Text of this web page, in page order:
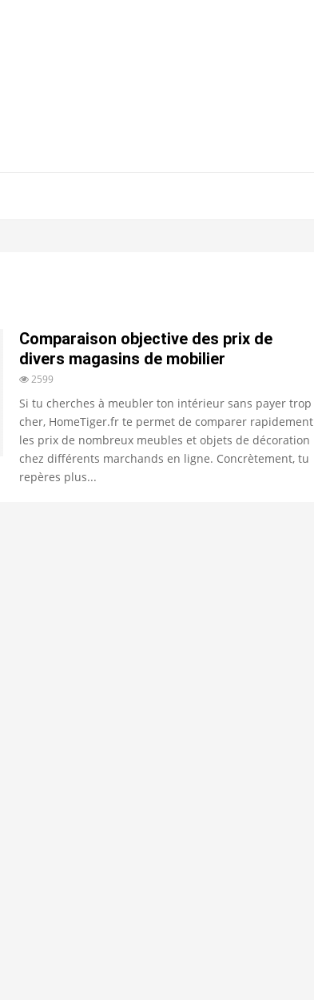
Comparaison objective des prix de
divers magasins de mobilier
2599
Si tu cherches à meubler ton intérieur sans payer trop
cher, HomeTiger.fr te permet de comparer rapidement
les prix de nombreux meubles et objets de décoration
chez différents marchands en ligne. Concrètement, tu
repères plus...